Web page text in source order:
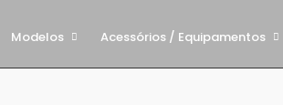
Modelos Acessórios / Equipamentos